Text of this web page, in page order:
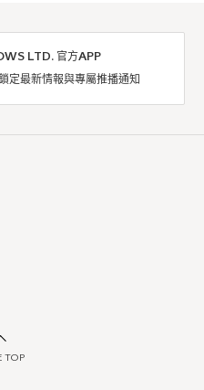
LTD. 官方APP
定最新情報與專屬推播通知
TOP